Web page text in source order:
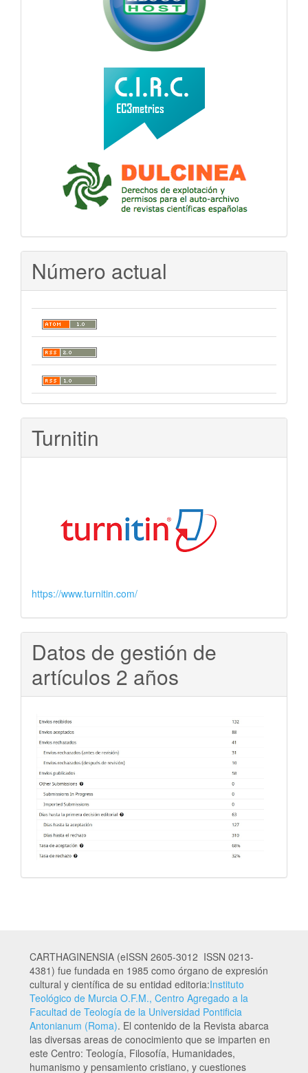
Número actual
Turnitin
https://www.turnitin.com/
Datos de gestión de
artículos 2 años
CARTHAGINENSIA (eISSN 2605-3012 ISSN 0213-
4381) fue fundada en 1985 como órgano de expresión
cultural y científica de su entidad editoria:Instituto
Teológico de Murcia O.F.M., Centro Agregado a la
Facultad de Teología de la Universidad Pontificia
Antonianum (Roma). El contenido de la Revista abarca
las diversas areas de conocimiento que se imparten en
este Centro: Teología, Filosofía, Humanidades,
humanismo y pensamiento cristiano, y cuestiones